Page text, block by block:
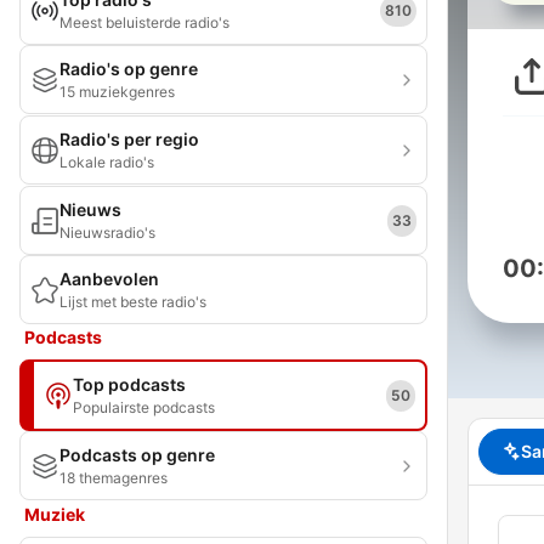
Meest beluisterde radio's
810
Radio's op genre
15 muziekgenres
Radio's per regio
Lokale radio's
Nieuws
Nieuwsradio's
33
Aanbevolen
Lijst met beste radio's
Podcasts
Top podcasts
Populairste podcasts
50
Podcasts op genre
18 themagenres
Muziek